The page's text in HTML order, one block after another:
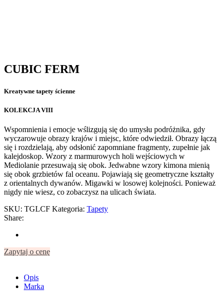
CUBIC FERM
Kreatywne tapety ścienne
KOLEKCJA VIII
Wspomnienia i emocje wślizgują się do umysłu podróżnika, gdy
wyczarowuje obrazy krajów i miejsc, które odwiedził. Obrazy łączą
się i rozdzielają, aby odsłonić zapomniane fragmenty, zupełnie jak
kalejdoskop. Wzory z marmurowych holi wejściowych w
Mediolanie przesuwają się obok. Jedwabne wzory kimona mienią
się obok grzbietów fal oceanu. Pojawiają się geometryczne kształty
z orientalnych dywanów. Migawki w losowej kolejności. Ponieważ
nigdy nie wiesz, co zobaczysz na ulicach świata.
SKU: TGLCF Kategoria: Tapety
Share:
Zapytaj o cenę
Opis
Marka